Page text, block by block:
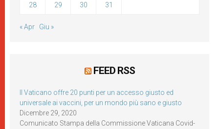
28 29 30 31
« Apr Giu »
FEED RSS
Il Vaticano offre 20 punti per un accesso giusto ed
universale ai vaccini, per un mondo più sano e giusto
Dicembre 29, 2020
Comunicato Stampa della Commissione Vaticana Covid-